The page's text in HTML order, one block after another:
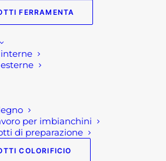
FERRAMENTA
per imbianchini
di preparazione
COLORIFICIO
è importante effettuare
periodica .Mantenendo
lo stato di usura delle
durante la pulizia
Soprattutto pulire
nonché rimuovere
polvere e fango.
pulizia delicata anche
sassolini che si